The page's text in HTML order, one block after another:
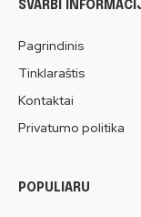
SVARBI
Pagrindinis
Tinklaraštis
Kontaktai
Privatumo politika
POPULIARU